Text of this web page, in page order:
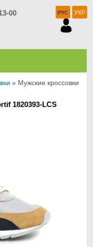
00 РУС УКР
» Мужские кроссовки
1820393-LCS